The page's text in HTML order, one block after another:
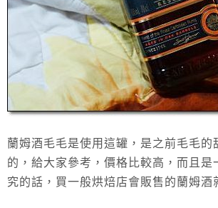
蘭姆酒毛毛是使用這罐，是之前毛毛的
的，給大家參考，價格比較高，而且是
究的話，買一般烘焙店會販售的蘭姆酒